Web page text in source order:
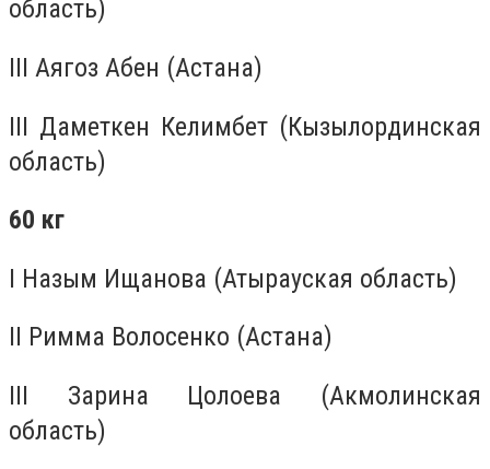
область)
III Аягоз Абен (Астана)
III Даметкен Келимбет (Кызылординская
область)
60 кг
I Назым Ищанова (Атырауская область)
II Римма Волосенко (Астана)
III Зарина Цолоева (Акмолинская
область)